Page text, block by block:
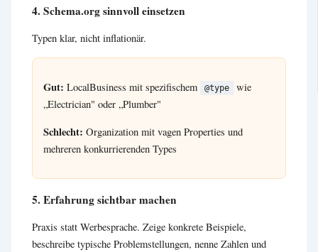
4. Schema.org sinnvoll einsetzen
Typen klar, nicht inflationär.
Gut: LocalBusiness mit spezifischem @type
wie
„Electrician" oder „Plumber"
Schlecht: Organization mit vagen Properties und
mehreren konkurrierenden Types
5. Erfahrung sichtbar machen
Praxis statt Werbesprache. Zeige konkrete Beispiele,
beschreibe typische Problemstellungen, nenne Zahlen und